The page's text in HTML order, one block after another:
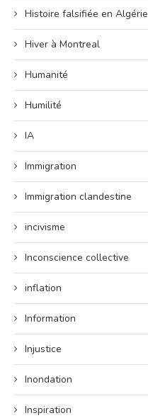
Histoire falsifiée en Algérie
Hiver à Montreal
Humanité
Humilité
IA
Immigration
Immigration clandestine
incivisme
Inconscience collective
inflation
Information
Injustice
Inondation
Inspiration